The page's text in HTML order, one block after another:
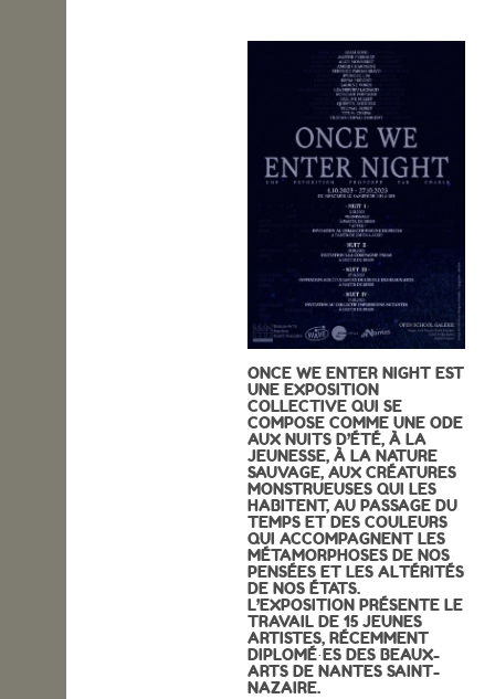
ONCE WE ENTER NIGHT EST
UNE EXPOSITION
COLLECTIVE QUI SE
COMPOSE COMME UNE ODE
AUX NUITS D’ÉTÉ, À LA
JEUNESSE, À LA NATURE
SAUVAGE, AUX CRÉATURES
MONSTRUEUSES QUI LES
HABITENT, AU PASSAGE DU
TEMPS ET DES COULEURS
QUI ACCOMPAGNENT LES
MÉTAMORPHOSES DE NOS
PENSÉES ET LES ALTÉRITÉS
DE NOS ÉTATS.
L’EXPOSITION PRÉSENTE LE
TRAVAIL DE 15 JEUNES
ARTISTES, RÉCEMMENT
DIPLOMÉ·ES DES BEAUX-
ARTS DE NANTES SAINT-
NAZAIRE.